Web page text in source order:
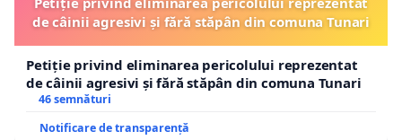
de câinii agresivi și fără stăpân din comuna Tunari
Petiție privind eliminarea pericolului reprezentat
de câinii agresivi și fără stăpân din comuna Tunari
46 semnături
Notificare de transparență